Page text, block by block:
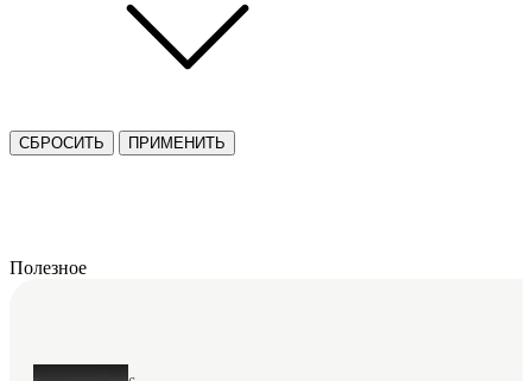
СБРОСИТЬ ПРИМЕНИТЬ
Полезное